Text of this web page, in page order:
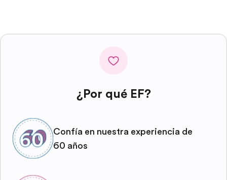
¿Por qué EF?
Confía en nuestra experiencia de
60 años